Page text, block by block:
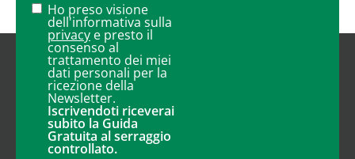
Ho preso visione
dell'informativa sulla
privacy e presto il
consenso al
trattamento dei miei
dati personali per la
ricezione della
Newsletter.
Iscrivendoti riceverai
subito la Guida
Gratuita al serraggio
controllato.